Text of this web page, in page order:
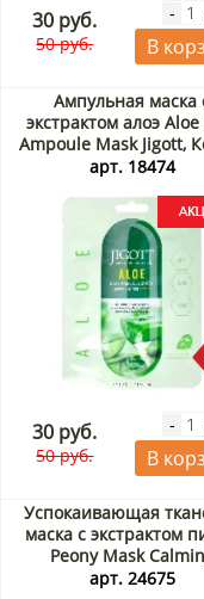
30 руб.
50 руб.
-
В
Ампульная маска
экстрактом алоэ Aloe
Ampoule Mask Jigott,
27 мл Акция
арт. 18474
30 руб.
50 руб.
-
В
Успокаивающая
маска с экстрактом
Peony Mask
JMsolution, Корея, 30
арт. 24675